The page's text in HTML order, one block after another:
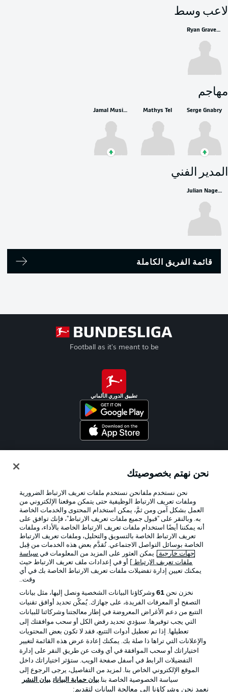
لاعب وسط
Ryan Gravenberch
مهاجم
Serge Gnabry
Mathys Tel
Jamal Musiala
المدير الفني
Julian Nagelsmann
قائمة الفريق الكاملة
Football as it's meant to be
تطبيق الدوري الألماني
الإعلانات الإخطارات القانونية
شروط الاستخدام القنوات الناقلة
الوظائف جهة النشر
تواصل معنا اللاعبون
نحن نهتم بخصوصيتك
نحن نستخدم ملفانحن نستخدم ملفات تعريف الارتباط الضرورية
وملفات تعريف الارتباط الوظيفية حتى يتمكن موقعنا الإلكتروني من
العمل بشكل آمن ومن ثمَّ، يمكن استخدام المحتوى والخدمات الخاصة
به. وبالنقر على "قبول جميع ملفات تعريف الارتباط"، فإنك توافق على
أنه يمكننا أيضًا استخدام ملفات تعريف الارتباط الخاصة بالأداء، وملفات
تعريف الارتباط الخاصة بالتسويق والتحليل، وملفات تعريف الارتباط
الخاصة بوسائل التواصل الاجتماعي. تُقدَّم بعض هذه الخدمات من قِبل
جهات خارجية . يمكن العثور على المزيد من المعلومات في سياسة
ملفات تعريف الارتباط
] أو في إعدادات ملف تعريف الارتباط حيث
يمكنك تعيين إدارة تفضيلات ملفات تعريف الارتباط الخاصة بك في أي
وقت..
نخزن نحن 61وشركاؤنا البيانات الشخصية ونصل إليها، مثل بيانات
التصفح أو المعرفات الفريدة، على جهازك. يُمكّن تحديد أوافق تقنيات
التتبع من دعم الأغراض المعروضة في إطار معالجتنا وشركائنا للبيانات
التي يجب توفيرها. سيؤدي تحديد رفض الكل أو سحب موافقتك إلى
تعطيلها. إذا تم تعطيل أدوات التتبع، فقد لا تكون بعض المحتويات
والإعلانات التي تراها ذا صلة بك. يمكنك إعادة عرض هذه القائمة لتغيير
اختياراتك أو سحب الموافقة في أي وقت عن طريق النقر على إدارة
التفضيلات الرابط في أسفل صفحة الويب. ستؤثر اختياراتك داخل
الموقع الإلكتروني الخاص بنا. لمزيد من التفاصيل، يرجى الرجوع إلى
سياسة الخصوصية الخاصة بنا.بيان حماية البيانات بيان النشر
نعمد نحن وشركاؤنا إلى معالجة البيانات لتقديم: